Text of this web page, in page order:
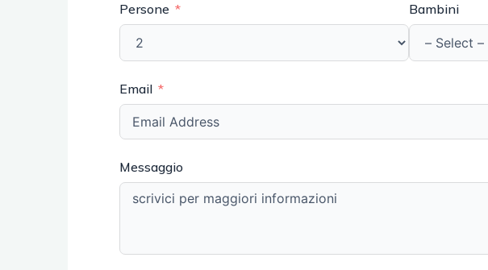
Persone Bambini
Email
Messaggio